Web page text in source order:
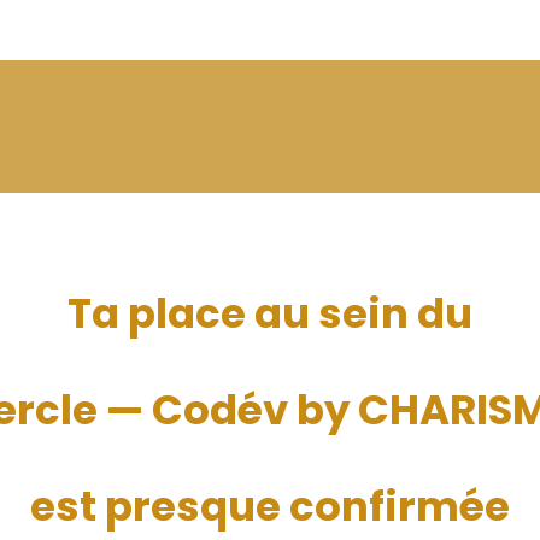
Ta place au sein du
— Codév by
est presque confirmée